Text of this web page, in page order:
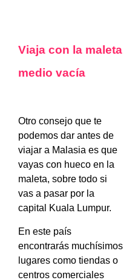
Viaja con la maleta
medio vacía
Otro consejo que te
podemos dar antes de
viajar a Malasia es que
vayas con hueco en la
maleta, sobre todo si
vas a pasar por la
capital Kuala Lumpur.
En este país
encontrarás muchísimos
lugares como tiendas o
centros comerciales